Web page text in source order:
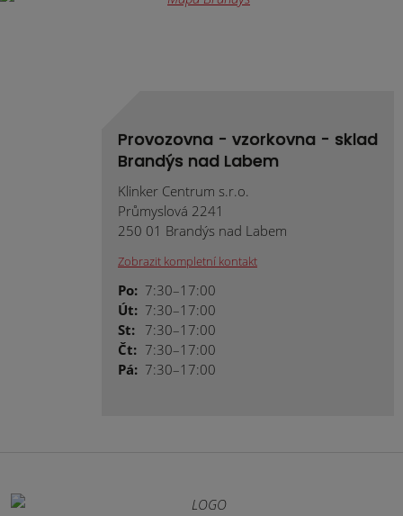
Provozovna - vzorkovna - sklad
Brandýs nad Labem
Klinker Centrum s.r.o.
Průmyslová 2241
250 01 Brandýs nad Labem
Zobrazit kompletní kontakt
Po: 7:30–17:00
Út: 7:30–17:00
St: 7:30–17:00
Čt: 7:30–17:00
Pá: 7:30–17:00